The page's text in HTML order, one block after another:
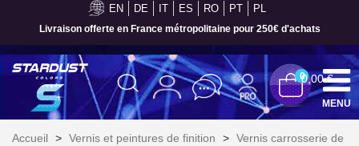
EN DE IT ES RO PT PL
Paiement en 4x sans frais dès 30€ d'achats
00,00 €
MENU
Accueil > Vernis et peintures de finition > Vernis carrosserie de